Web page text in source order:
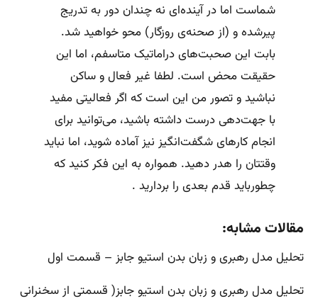
شماست اما در آینده‌ای نه چندان دور به تدریج
پیرشده و (از صحنه‌ی روزگار) محو خواهید شد.
بابت این صحبت‌های دراماتیک متاسفم، اما این
حقیقت محض است. لطفا غیر فعال و ساکن
نباشید و تصور من این است که اگر فعالیتی مفید
با جهت‌دهی درست داشته باشید، می‌توانید برای
انجام کارهای شگفت‌انگیز نیز آماده شوید، اما نباید
وقتتان را هدر دهید. همواره به این فکر کنید که
چطورباید قدم بعدی را بردارید .
مقالات مشابه:
تحلیل مدل رهبری و زبان بدن استیو جابز – قسمت اول
تحلیل مدل رهبری و زبان بدن استیو جابز( قسمتی از سخنرانی